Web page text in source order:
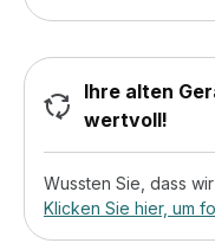
Ihre alten
wertvoll!
Wussten Sie, dass
Klicken Sie hier, um